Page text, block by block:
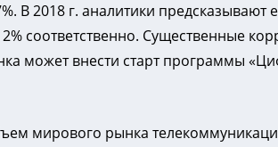
В 2018 г. аналитики предсказывают
соответственно. Существенные
может внести старт программы
мирового рынка